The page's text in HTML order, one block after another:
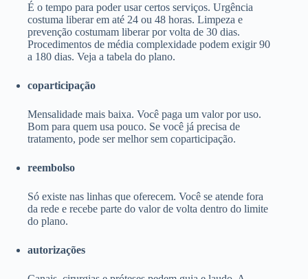
É o tempo para poder usar certos serviços. Urgência
costuma liberar em até 24 ou 48 horas. Limpeza e
prevenção costumam liberar por volta de 30 dias.
Procedimentos de média complexidade podem exigir 90
a 180 dias. Veja a tabela do plano.
coparticipação
Mensalidade mais baixa. Você paga um valor por uso.
Bom para quem usa pouco. Se você já precisa de
tratamento, pode ser melhor sem coparticipação.
reembolso
Só existe nas linhas que oferecem. Você se atende fora
da rede e recebe parte do valor de volta dentro do limite
do plano.
autorizações